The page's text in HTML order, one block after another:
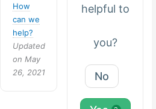
How
can we
help?
Updated
on May
26, 2021
helpful to
you?
No